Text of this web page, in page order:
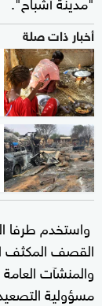
أخبار ذات صلة
واستخدم طرفا
القصف المكثف
والمنشآت
مسؤولية